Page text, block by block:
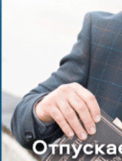
Жара не отступает